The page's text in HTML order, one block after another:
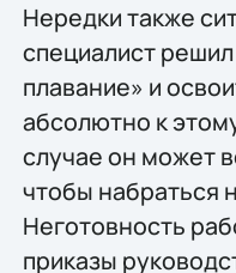
Нередки также
специалист
плавание» и
абсолютно к
случае он может
чтобы набраться
Неготовность
приказы